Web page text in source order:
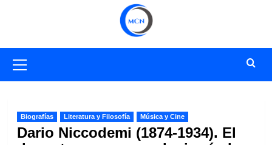
primario
Biografías Literatura y Filosofía Música y Cine
Dario Niccodemi (1874-1934). El